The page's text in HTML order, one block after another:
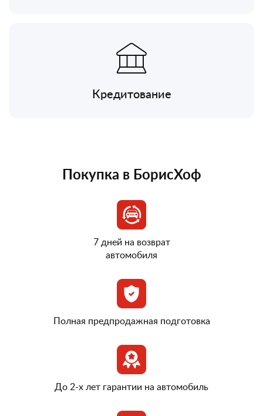
Кредитование
Покупка в БорисХоф
7 дней на возврат
автомобиля
Полная предпродажная подготовка
До 2-х лет гарантии на автомобиль